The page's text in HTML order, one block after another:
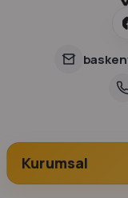
Kurumsal